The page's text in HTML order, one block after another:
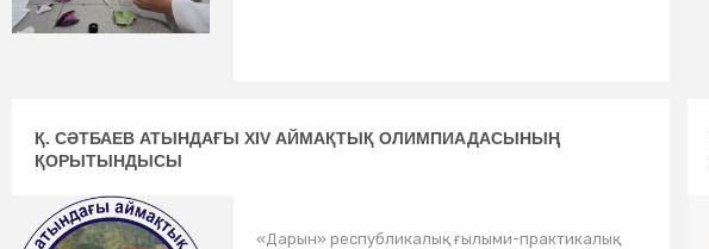
Қ. СӘТБАЕВ АТЫНДАҒЫ ХІV АЙМАҚТЫҚ ОЛИМПИАДАСЫНЫҢ
ҚОРЫТЫНДЫСЫ
«Дарын» республикалық ғылыми-практикалық